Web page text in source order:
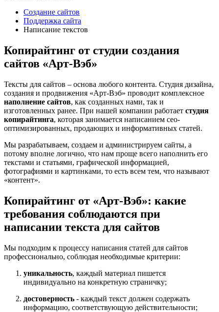
Создание сайтов
Поддержка сайта
Написание текстов
Копирайтинг от студии создания
сайтов «Арт-Вэб»
Тексты для сайтов – основа любого контента. Студия дизайна,
создания и продвижения «Арт-Вэб» проводит комплексное
наполнение сайтов, как созданных нами, так и
изготовленных ранее. При нашей компании работает студия
копирайтинга, которая занимается написанием сео-
оптимизированных, продающих и информативных статей.
Мы разрабатываем, создаем и администрируем сайты, а
потому вполне логично, что нам проще всего наполнить его
текстами и статьями, графической информацией,
фотографиями и картинками, то есть всем тем, что называют
«контент».
Копирайтинг от «Арт-Вэб»: какие
требования соблюдаются при
написании текста для сайтов
Мы подходим к процессу написания статей для сайтов
профессионально, соблюдая необходимые критерии:
уникальность, каждый материал пишется
индивидуально на конкретную страничку;
достоверность - каждый текст должен содержать
информацию, соответствующую действительности;